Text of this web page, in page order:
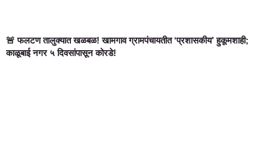
🚨 फलटण तालुक्यात खळबळ! खामगाव ग्रामपंचायतीत ‘प्रशासकीय’ हुकूमशाही;
काळूबाई नगर ५ दिवसांपासून कोरडे!